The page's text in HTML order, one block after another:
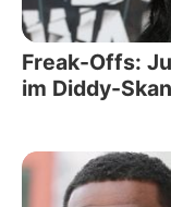
Freak-Offs:
im Diddy-